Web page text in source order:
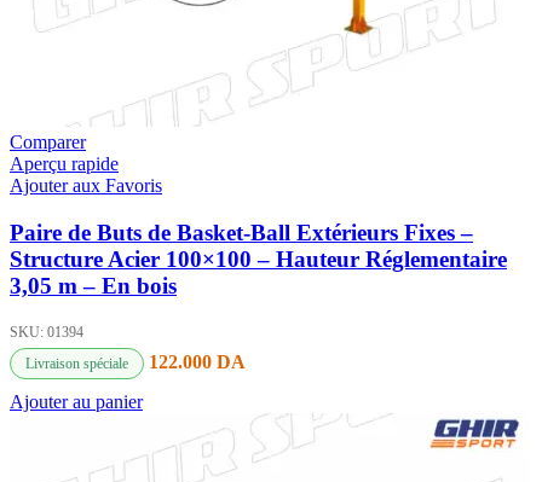
Comparer
Aperçu rapide
Ajouter aux Favoris
Paire de Buts de Basket-Ball Extérieurs Fixes –
Structure Acier 100×100 – Hauteur Réglementaire
3,05 m – En bois
SKU: 01394
Livraison spéciale
122.000 DA
Ajouter au panier